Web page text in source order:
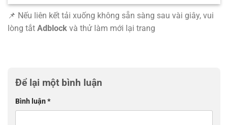
📌 Nếu liên kết tải xuống không sẵn sàng sau vài giây, vui
lòng tắt Adblock và thử làm mới lại trang
Để lại một bình luận
Bình luận*